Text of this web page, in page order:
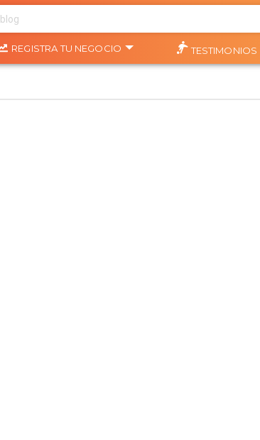
REGISTRA TU NEGOCIO TESTIMONIOS